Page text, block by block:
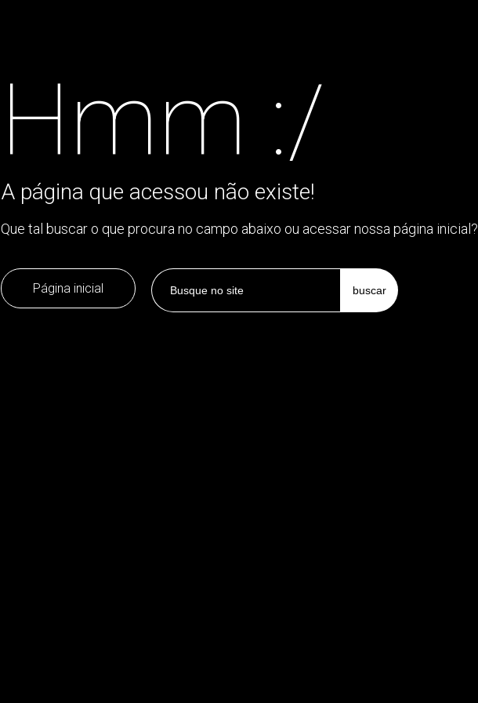
Hmm :/
A página que acessou não existe!
Que tal buscar o que procura no campo abaixo ou acessar nossa página inicial?
Página inicial